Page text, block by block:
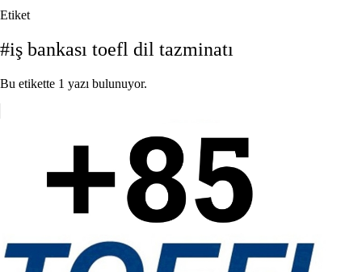
Etiket
#iş bankası toefl dil tazminatı
Bu etikette 1 yazı bulunuyor.